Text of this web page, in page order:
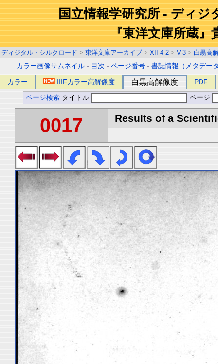
国立情報学研究所 - ディジ
『東洋文庫所蔵』
ディジタル・シルクロード > 東洋文庫アーカイブ > XII-4-2 > V-3 > 白黒高
カラー画像サムネイル - 目次 -ページ番号 -書誌情報（メタデー
カラー IIIFカラー高解像度 白黒高解像度 PDF
ページ検索 タイトル ページ
0017 Results of a